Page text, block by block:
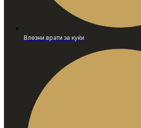
Влезни врати за куќи